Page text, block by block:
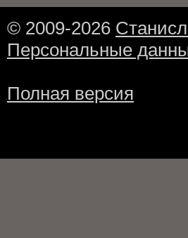
© 2009-2026
Персональные
Полная версия